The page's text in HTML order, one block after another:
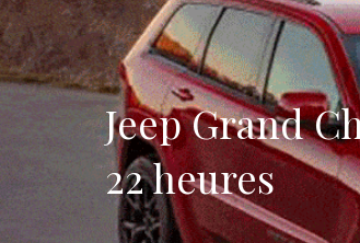
Jeep Grand
22 heures